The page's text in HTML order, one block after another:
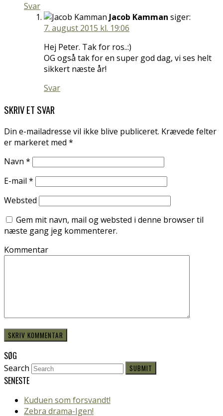
Svar
Jacob Kamman siger:
7. august 2015 kl. 19:06
Hej Peter. Tak for ros..:)
OG også tak for en super god dag, vi ses helt
sikkert næste år!
Svar
SKRIV ET SVAR
Din e-mailadresse vil ikke blive publiceret. Krævede felter
er markeret med *
Navn *
E-mail *
Websted
Gem mit navn, mail og websted i denne browser til
næste gang jeg kommenterer.
Kommentar
SØG
Search SUBMIT
SENESTE
Kuduen som forsvandt!
Zebra drama-Igen!